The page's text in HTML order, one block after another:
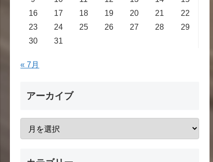
16
17 18 19 20 21
22
23
24 25 26 27 28
29
30
31
« 7月
アーカイブ